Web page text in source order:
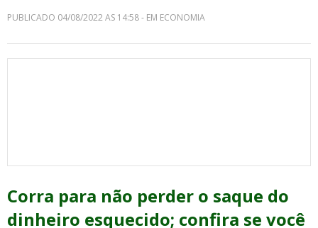
PUBLICADO 04/08/2022 AS 14:58 - EM ECONOMIA
Corra para não perder o saque do
dinheiro esquecido; confira se você